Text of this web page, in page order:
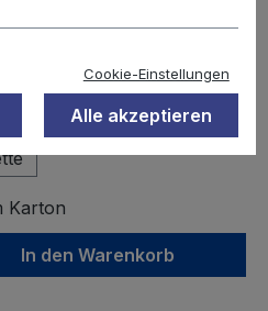
Karton
den
In den Warenkorb
Cookie-Einstellungen
Alle akzeptieren